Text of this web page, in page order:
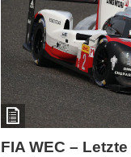
FIA WEC –